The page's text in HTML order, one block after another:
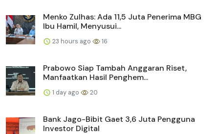
Menko Zulhas: Ada 11,5 Juta Penerima MBG
Ibu Hamil, Menyusui...
23 hours ago 16
Prabowo Siap Tambah Anggaran Riset,
Manfaatkan Hasil Penghem...
1 day ago 20
Bank Jago-Bibit Gaet 3,6 Juta Pengguna
Investor Digital